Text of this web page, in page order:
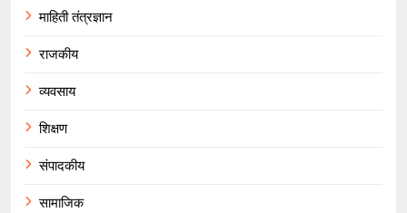
माहिती तंत्रज्ञान
राजकीय
व्यवसाय
शिक्षण
संपादकीय
सामाजिक